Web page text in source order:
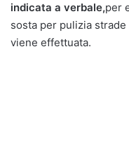
indicata a verbale,per
sosta per pulizia
viene effettuata.